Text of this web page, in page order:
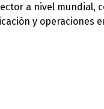
a nivel mundial,
y operaciones